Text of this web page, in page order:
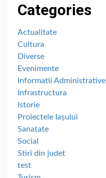
Categories
Actualitate
Cultura
Diverse
Evenimente
Informatii Administrative
Infrastructura
Istorie
Proiectele Iașului
Sanatate
Social
Stiri din judet
test